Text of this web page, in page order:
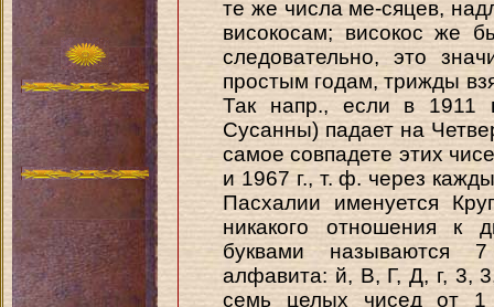
те же числа ме-сяцев,
високосам; високос же
следовательно, это
простым годам, трижды
Так напр., если в 1911
Сусанны) падает на
самое совпадете этих
и 1967 г., т. ф. через
Пасхалии именуется
никакого отношения к
буквами называются
алфавита: й, В, Г, Д, г, 3,
семь целых чисед от